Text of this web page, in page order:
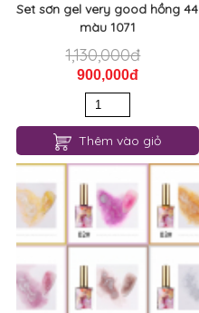
Set sơn gel very good hồng 44
màu 1071
1,130,000đ
900,000đ
Thêm vào giỏ